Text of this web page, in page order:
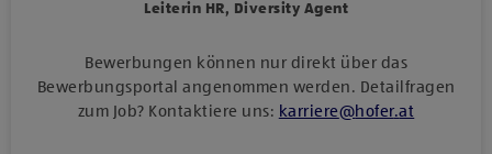
Leiterin HR, Diversity Agent
Bewerbungen können nur direkt über das
Bewerbungsportal angenommen werden. Detailfragen
zum Job? Kontaktiere uns: karriere@hofer.at